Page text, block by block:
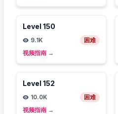
Level 150
9.1K
困难
视频指南 →
Level 152
10.0K
困难
视频指南 →